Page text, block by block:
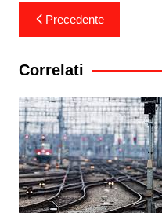
Navigazione
articoli
Precedente
Correlati